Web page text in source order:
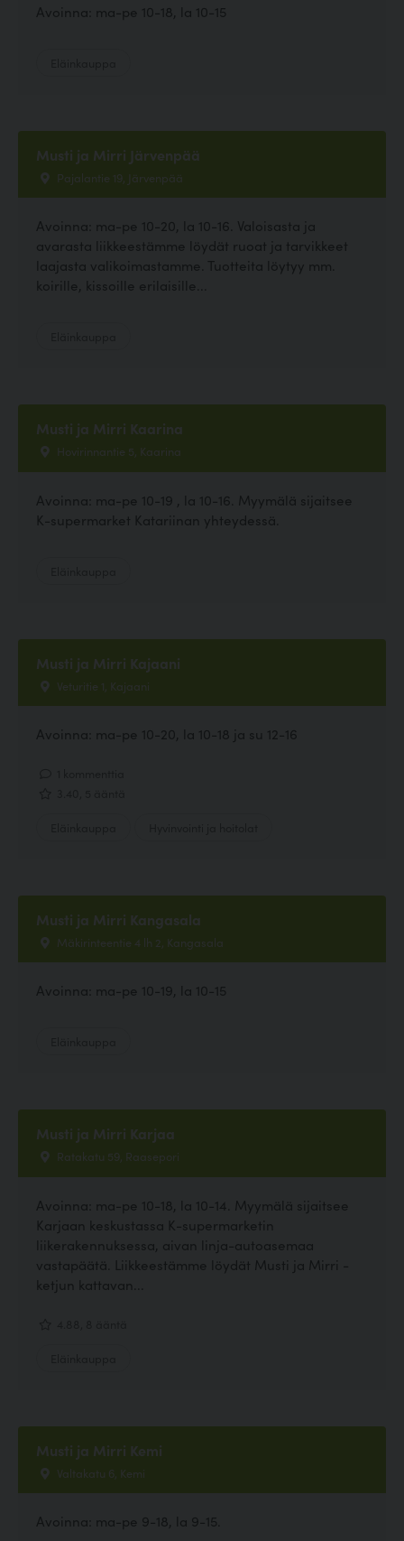
Avoinna: ma-pe 10-18, la 10-15
Musti ja Mirri Järvenpää
Pajalantie 19, Järvenpää
Avoinna: ma-pe 10-20, la 10-16. Valoisasta ja
avarasta liikkeestämme löydät ruoat ja tarvikkeet
laajasta valikoimastamme. Tuotteita löytyy mm.
koirille, kissoille erilaisille...
Musti ja Mirri Kaarina
Hovirinnantie 5, Kaarina
Avoinna: ma-pe 10-19 , la 10-16. Myymälä sijaitsee
K-supermarket Katariinan yhteydessä.
Musti ja Mirri Kajaani
Veturitie 1, Kajaani
Avoinna: ma-pe 10-20, la 10-18 ja su 12-16
Musti ja Mirri Kangasala
Mäkirinteentie 4 lh 2, Kangasala
Avoinna: ma-pe 10-19, la 10-15
Musti ja Mirri Karjaa
Ratakatu 59, Raasepori
Avoinna: ma-pe 10-18, la 10-14. Myymälä sijaitsee
Karjaan keskustassa K-supermarketin
liikerakennuksessa, aivan linja-autoasemaa
vastapäätä. Liikkeestämme löydät Musti ja Mirri -
ketjun kattavan...
Musti ja Mirri Kemi
Valtakatu 6, Kemi
Avoinna: ma-pe 9-18, la 9-15.